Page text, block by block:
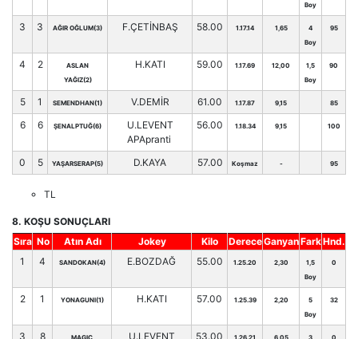
Boy
3 3 AĞIR OĞLUM(3) F.ÇETİNBAŞ 58.00 1.17.14 1,65
4
Boy
95
4 2
ASLAN
YAĞIZ(2)
H.KATI 59.00 1.17.69 12,00
1,5
Boy
90
5 1 SEMENDHAN(1) V.DEMİR 61.00 1.17.87 9,15 85
6 6 ŞENALPTUĞ(6)
U.LEVENT
APApranti
56.00 1.18.34 9,15 100
0 5 YAŞARSERAP(5) D.KAYA 57.00 Koşmaz - 95
TL
8. KOŞU SONUÇLARI
Sıra No Atın Adı Jokey Kilo DereceGanyanFarkHnd.
1
4 SANDOKAN(4) E.BOZDAĞ 55.00 1.25.20 2,30
1,5
Boy
0
2 1 YONAGUNI(1) H.KATI 57.00 1.25.39 2,20
5
Boy
32
3 8
MAGIC
U.LEVENT
53.00 1.26.21 6,05
3
0